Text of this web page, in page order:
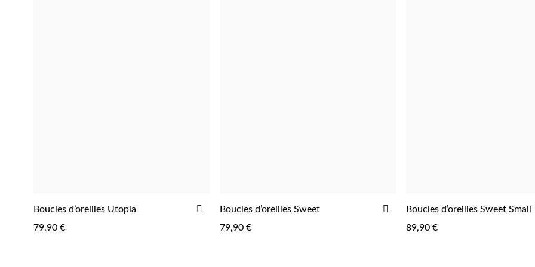
Boucles d’oreilles Utopia
79,90 €
AJOUTER
Boucles d’oreilles Sweet
79,90 €
AJOUTER
Boucles d’oreilles Sweet Small
89,90 €